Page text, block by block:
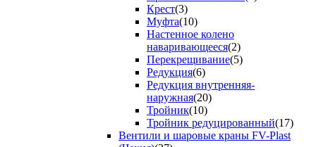
Крест(3)
Муфта(10)
Настенное колено
наваривающееся(2)
Перекрещивание(5)
Редукция(6)
Редукция внутренняя-
наружная(20)
Тройник(10)
Тройник редуцированный(17)
Вентили и шаровые краны FV-Plast